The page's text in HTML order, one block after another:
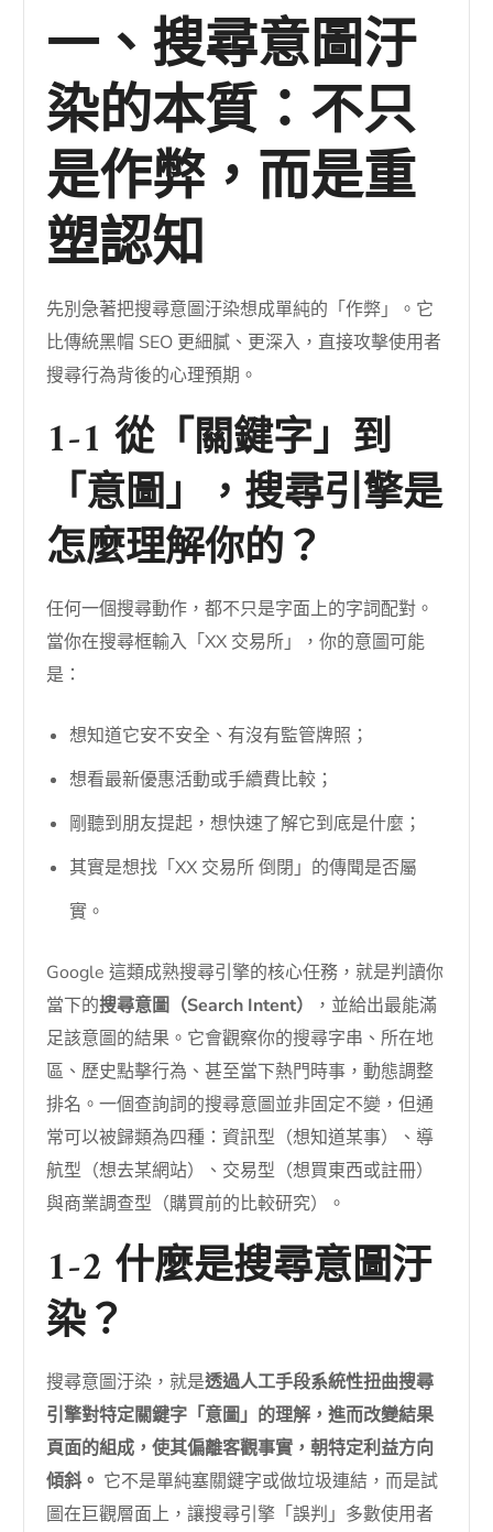
一、搜尋意圖汙
染的本質：不只
是作弊，而是重
塑認知
先別急著把搜尋意圖汙染想成單純的「作弊」。它
比傳統黑帽 SEO 更細膩、更深入，直接攻擊使用者
搜尋行為背後的心理預期。
1-1 從「關鍵字」到
「意圖」，搜尋引擎是
怎麼理解你的？
任何一個搜尋動作，都不只是字面上的字詞配對。
當你在搜尋框輸入「XX 交易所」，你的意圖可能
是：
想知道它安不安全、有沒有監管牌照；
想看最新優惠活動或手續費比較；
剛聽到朋友提起，想快速了解它到底是什麼；
其實是想找「XX 交易所 倒閉」的傳聞是否屬
實。
Google 這類成熟搜尋引擎的核心任務，就是判讀你
當下的搜尋意圖（Search Intent）
，並給出最能滿
足該意圖的結果。它會觀察你的搜尋字串、所在地
區、歷史點擊行為、甚至當下熱門時事，動態調整
排名。一個查詢詞的搜尋意圖並非固定不變，但通
常可以被歸類為四種：資訊型（想知道某事）、導
航型（想去某網站）、交易型（想買東西或註冊）
與商業調查型（購買前的比較研究）。
1-2 什麼是搜尋意圖汙
染？
搜尋意圖汙染，就是透過人工手段系統性扭曲搜尋
引擎對特定關鍵字「意圖」的理解，進而改變結果
頁面的組成，使其偏離客觀事實，朝特定利益方向
傾斜。 它不是單純塞關鍵字或做垃圾連結，而是試
圖在巨觀層面上，讓搜尋引擎「誤判」多數使用者